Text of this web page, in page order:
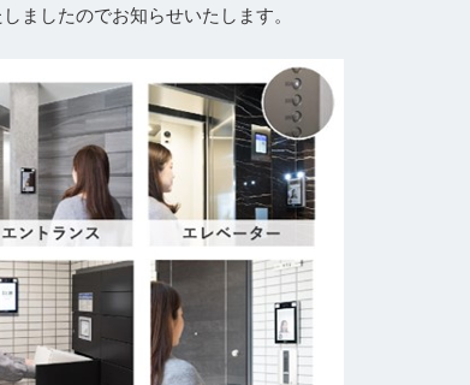
ましたのでお知らせいたします。